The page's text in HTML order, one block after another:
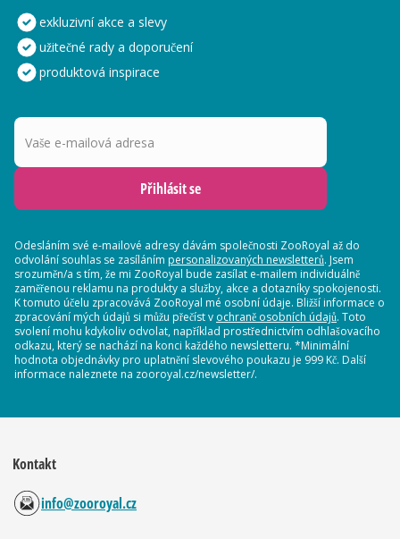
exkluzivní akce a slevy
užitečné rady a doporučení
produktová inspirace
Vaše e-mailová adresa
Přihlásit se
Odesláním své e-mailové adresy dávám společnosti ZooRoyal až do
odvolání souhlas se zasíláním personalizovaných newsletterů. Jsem
srozuměn/a s tím, že mi ZooRoyal bude zasílat e-mailem individuálně
zaměřenou reklamu na produkty a služby, akce a dotazníky spokojenosti.
K tomuto účelu zpracovává ZooRoyal mé osobní údaje. Bližší informace o
zpracování mých údajů si můžu přečíst v ochraně osobních údajů. Toto
svolení mohu kdykoliv odvolat, například prostřednictvím odhlašovacího
odkazu, který se nachází na konci každého newsletteru. *Minimální
hodnota objednávky pro uplatnění slevového poukazu je 999 Kč. Další
informace naleznete na zooroyal.cz/newsletter/.
Kontakt
info@zooroyal.cz